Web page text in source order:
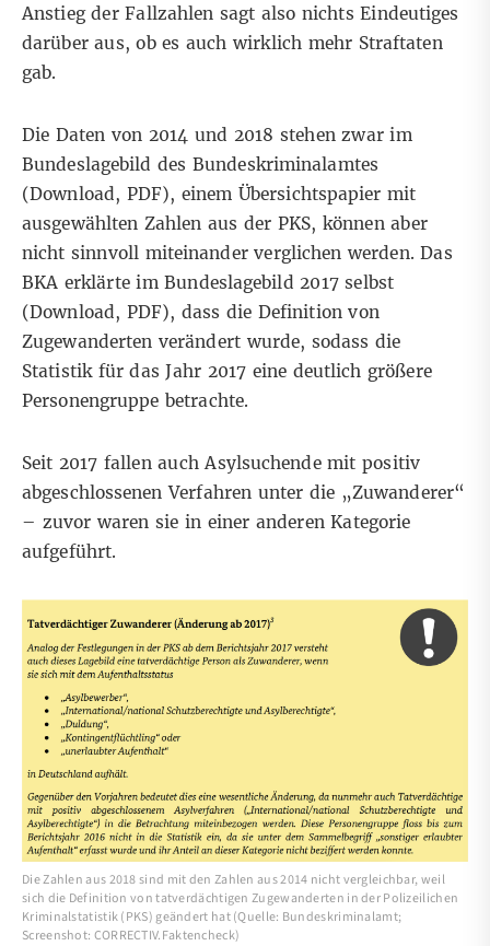
Anstieg der Fallzahlen sagt also nichts Eindeutiges
darüber aus, ob es auch wirklich mehr Straftaten
gab.
Die Daten von 2014 und 2018 stehen zwar im
Bundeslagebild des Bundeskriminalamtes
(Download, PDF), einem Übersichtspapier mit
ausgewählten Zahlen aus der PKS, können aber
nicht sinnvoll miteinander verglichen werden. Das
BKA erklärte im Bundeslagebild 2017 selbst
(Download, PDF), dass die Definition von
Zugewanderten verändert wurde, sodass die
Statistik für das Jahr 2017 eine deutlich größere
Personengruppe betrachte.
Seit 2017 fallen auch Asylsuchende mit positiv
abgeschlossenen Verfahren unter die „Zuwanderer“
– zuvor waren sie in einer anderen Kategorie
aufgeführt.
Die Zahlen aus 2018 sind mit den Zahlen aus 2014 nicht vergleichbar, weil
sich die Definition von tatverdächtigen Zugewanderten in der Polizeilichen
Kriminalstatistik (PKS) geändert hat (Quelle: Bundeskriminalamt;
Screenshot: CORRECTIV.Faktencheck)